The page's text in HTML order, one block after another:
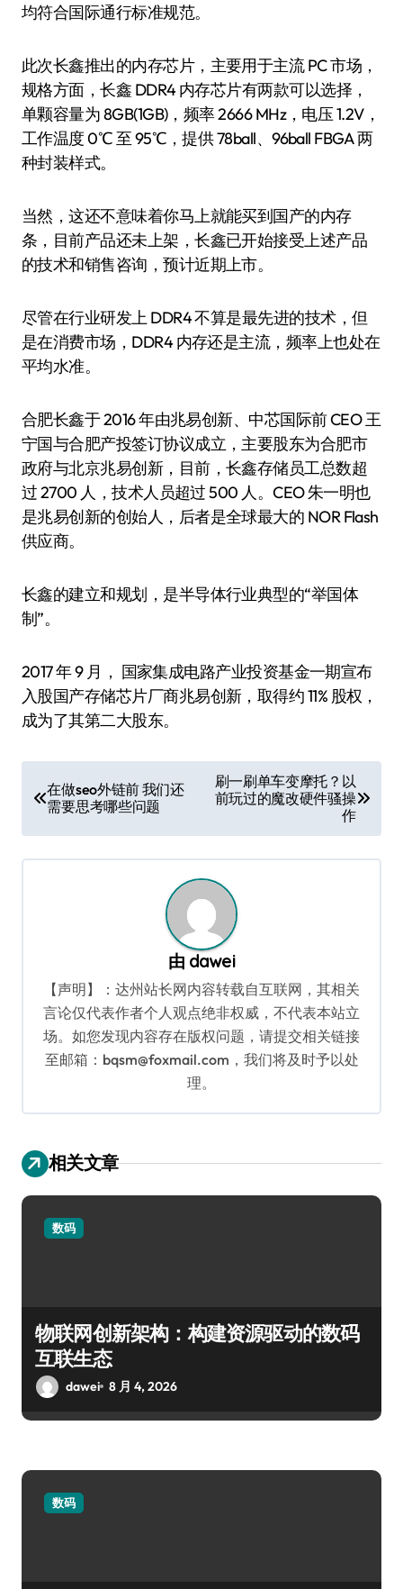
均符合国际通行标准规范。
此次长鑫推出的内存芯片，主要用于主流 PC 市场，
规格方面，长鑫 DDR4 内存芯片有两款可以选择，
单颗容量为 8GB(1GB)，频率 2666 MHz，电压 1.2V，
工作温度 0℃ 至 95℃，提供 78ball、96ball FBGA 两
种封装样式。
当然，这还不意味着你马上就能买到国产的内存
条，目前产品还未上架，长鑫已开始接受上述产品
的技术和销售咨询，预计近期上市。
尽管在行业研发上 DDR4 不算是最先进的技术，但
是在消费市场，DDR4 内存还是主流，频率上也处在
平均水准。
合肥长鑫于 2016 年由兆易创新、中芯国际前 CEO 王
宁国与合肥产投签订协议成立，主要股东为合肥市
政府与北京兆易创新，目前，长鑫存储员工总数超
过 2700 人，技术人员超过 500 人。CEO 朱一明也
是兆易创新的创始人，后者是全球最大的 NOR Flash
供应商。
长鑫的建立和规划，是半导体行业典型的“举国体
制”。
2017 年 9 月， 国家集成电路产业投资基金一期宣布
入股国产存储芯片厂商兆易创新，取得约 11% 股权，
成为了其第二大股东。
章
导
航
在做seo外链前 我们还
需要思考哪些问题
刷一刷单车变摩托？以
前玩过的魔改硬件骚操
作
由 dawei
【声明】：达州站长网内容转载自互联网，其相关
言论仅代表作者个人观点绝非权威，不代表本站立
场。如您发现内容存在版权问题，请提交相关链接
至邮箱：bqsm@foxmail.com，我们将及时予以处
理。
相关文章
数码
物联网创新架构：构建资源驱动的数码
互联生态
dawei 8 月 4, 2026
数码